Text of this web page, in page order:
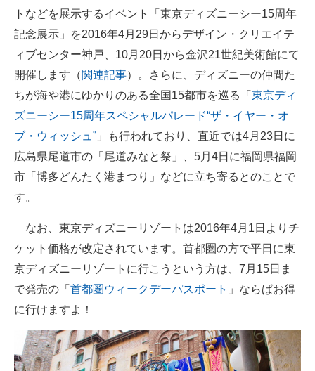
トなどを展示するイベント「東京ディズニーシー15周年
記念展示」を2016年4月29日からデザイン・クリエイテ
ィブセンター神戸、10月20日から金沢21世紀美術館にて
開催します（関連記事）。さらに、ディズニーの仲間た
ちが海や港にゆかりのある全国15都市を巡る「 東京ディ
ズニーシー15周年スペシャルパレード“ザ・イヤー・オ
ブ・ウィッシュ” 」も行われており、直近では4月23日に
広島県尾道市の「尾道みなと祭」、5月4日に福岡県福岡
市「博多どんたく港まつり」などに立ち寄るとのことで
す。
なお、東京ディズニーリゾートは2016年4月1日よりチ
ケット価格が改定されています。首都圏の方で平日に東
京ディズニーリゾートに行こうという方は、7月15日ま
で発売の「 首都圏ウィークデーパスポート 」ならばお得
に行けますよ！